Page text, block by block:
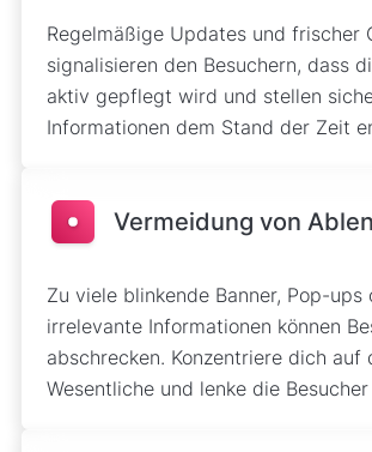
Regelmäßige Updates und frischer
signalisieren den Besuchern, dass
aktiv gepflegt wird und stellen
Informationen dem Stand der Zeit
Vermeidung von
Zu viele blinkende Banner, Pop-ups
irrelevante Informationen können
abschrecken. Konzentriere dich auf
Wesentliche und lenke die